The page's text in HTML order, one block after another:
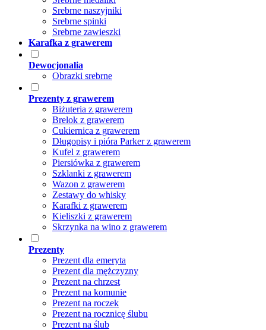
Srebrne naszyjniki
Srebrne spinki
Srebrne zawieszki
Karafka z grawerem
Dewocjonalia
Obrazki srebrne
Prezenty z grawerem
Biżuteria z grawerem
Brelok z grawerem
Cukiernica z grawerem
Długopisy i pióra Parker z grawerem
Kufel z grawerem
Piersiówka z grawerem
Szklanki z grawerem
Wazon z grawerem
Zestawy do whisky
Karafki z grawerem
Kieliszki z grawerem
Skrzynka na wino z grawerem
Prezenty
Prezent dla emeryta
Prezent dla mężczyzny
Prezent na chrzest
Prezent na komunie
Prezent na roczek
Prezent na rocznicę ślubu
Prezent na ślub